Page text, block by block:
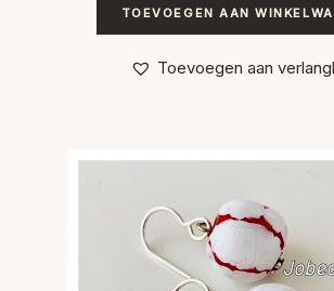
TOEVOEGEN AAN
Toevoegen aan